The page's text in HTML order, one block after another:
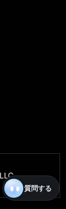
質問する